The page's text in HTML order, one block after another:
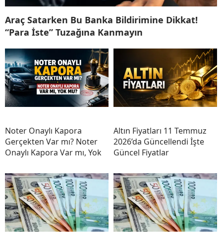
Araç Satarken Bu Banka Bildirimine Dikkat!
“Para İste” Tuzağına Kanmayın
Noter Onaylı Kapora
Gerçekten Var mı? Noter
Onaylı Kapora Var mı, Yok
Altın Fiyatları 11 Temmuz
2026’da Güncellendi İşte
Güncel Fiyatlar